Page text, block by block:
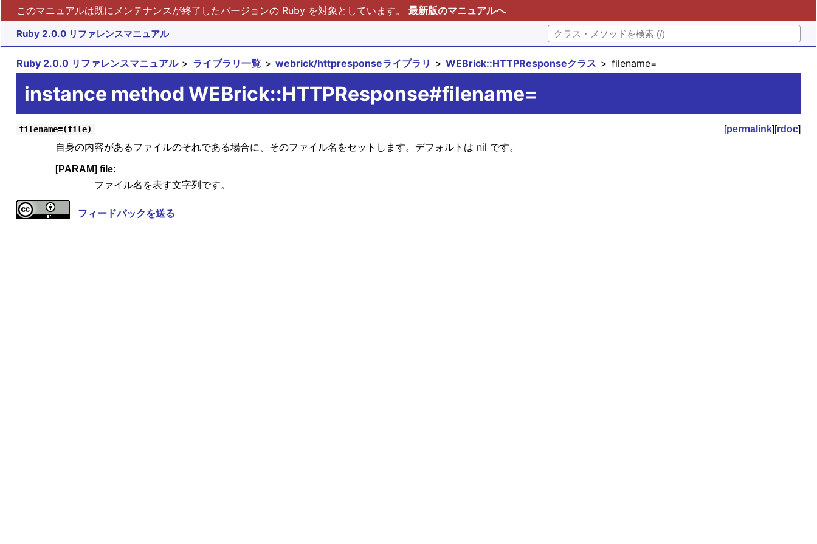
このマニュアルは既にメンテナンスが終了したバージョンの Ruby を対象としています。 最新版のマニュアルへ
Ruby 2.0.0 リファレンスマニュアル
Ruby 2.0.0 リファレンスマニュアル ライブラリ一覧 webrick/httpresponseライブラリ WEBrick::HTTPResponseクラス filename=
instance method WEBrick::HTTPResponse#filename=
filename=(file) [permalink][rdoc]
自身の内容があるファイルのそれである場合に、そのファイル名をセットします。デフォルトは nil です。
[PARAM] file:
ファイル名を表す文字列です。
フィードバックを送る